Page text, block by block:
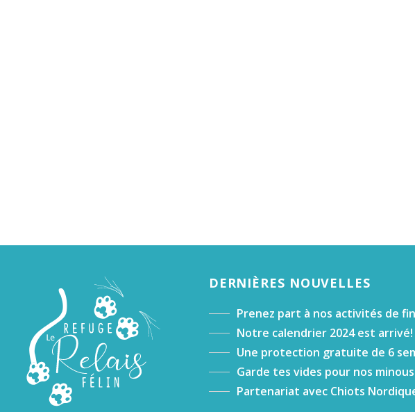
DERNIÈRES NOUVELLES
Prenez part à nos activités de
Notre calendrier 2024 est arrivé!
Une protection gratuite de 6
Garde tes vides pour nos
Partenariat avec Chiots